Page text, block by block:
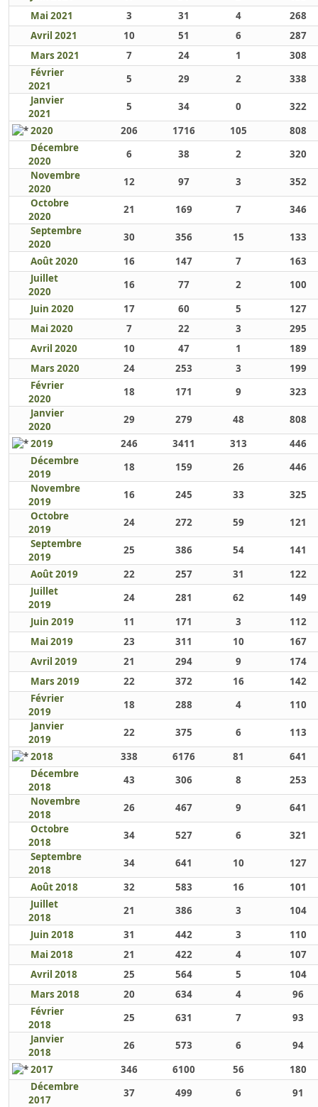
Mai 2021
3 31 4
268
Avril 2021
10 51 6
287
Mars 2021
7 24 1
308
Février
2021
5 29 2
338
Janvier
2021
5 34 0
322
2020
206 1716 105
808
Décembre
2020
6 38 2
320
Novembre
2020
12 97 3
352
Octobre
2020
21 169 7
346
Septembre
2020
30 356 15
133
Août 2020
16 147 7
163
Juillet
2020
16 77 2
100
Juin 2020
17 60 5
127
Mai 2020
7 22 3
295
Avril 2020
10 47 1
189
Mars 2020
24 253 3
199
Février
2020
18 171 9
323
Janvier
2020
29 279 48
808
2019
246 3411 313
446
Décembre
2019
18 159 26
446
Novembre
2019
16 245 33
325
Octobre
2019
24 272 59
121
Septembre
2019
25 386 54
141
Août 2019
22 257 31
122
Juillet
2019
24 281 62
149
Juin 2019
11 171 3
112
Mai 2019
23 311 10
167
Avril 2019
21 294 9
174
Mars 2019
22 372 16
142
Février
2019
18 288 4
110
Janvier
2019
22 375 6
113
2018
338 6176 81
641
Décembre
2018
43 306 8
253
Novembre
2018
26 467 9
641
Octobre
2018
34 527 6
321
Septembre
2018
34 641 10
127
Août 2018
32 583 16
101
Juillet
2018
21 386 3
104
Juin 2018
31 442 3
110
Mai 2018
21 422 4
107
Avril 2018
25 564 5
104
Mars 2018
20 634 4
96
Février
2018
25 631 7
93
Janvier
2018
26 573 6
94
2017
346 6100 56
180
Décembre
2017
37 499 6 91